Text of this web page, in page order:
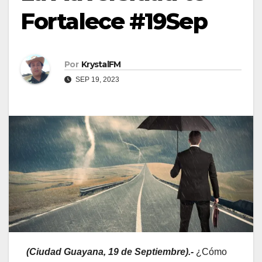
Fortalece #19Sep
Por KrystalFM
SEP 19, 2023
(Ciudad Guayana, 19 de Septiembre).- ¿Cómo